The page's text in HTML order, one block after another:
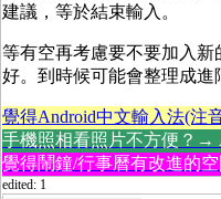
建議，等於結束輸入。
等有空再考慮要不要加入
好。到時候可能會整理成進
覺得Android中文輸入法(注
手機照相看照片不方便？→
覺得鬧鐘/行事曆有改進的
edited: 1